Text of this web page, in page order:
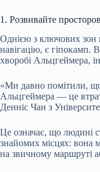
1. Розвивайте
Однією з ключових зон
навігацію, є гіпокамп.
хворобі Альцгеймера,
«Ми давно помітили,
Альцгеймера — це
Денніс Чан з
Це означає, що людині
знайомих місцях: вона
на звичному маршруті